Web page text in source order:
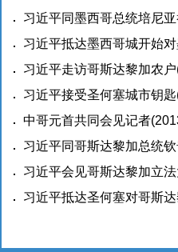
习近平同墨西哥总统培尼
中墨关系提升为全面战略
习近平抵达墨西哥城开始
06-05)
习近平走访哥斯达黎加农户
习近平接受圣何塞城市钥匙
中哥元首共同会见记者
习近平同哥斯达黎加总统
系完全可以成为不同规模
(2013-06-04)
习近平会见哥斯达黎加立
习近平抵达圣何塞对哥斯